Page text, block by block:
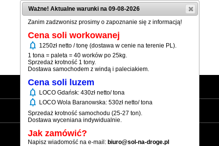
(+48) 12 333 73 21
Strona główna
Sól workowana
Sól luzem
Ważne! Aktualne warunki na 09-08-2026
Zanim zadzwonisz prosimy o zapoznanie się z informacją!
Cena soli workowanej
notifications 1250zł netto / tonę (dostawa w cenie na terenie PL).
1 tona = paleta = 40 worków po 25kg.
Sprzedaż krotność 1 tony.
Dostawa samochodem z windą i paleciakiem.
Cena soli luzem
notifications LOCO Gdańsk: 430zł netto/ tona
notifications LOCO Wola Baranowska: 530zł netto/ tona
Sprzedaż krotność samochodu (25-27 ton).
Dostawa wyceniana indywidualnie.
Jak zamówić?
Napisz wiadomość na e-mail: biuro@sol-na-droge.pl